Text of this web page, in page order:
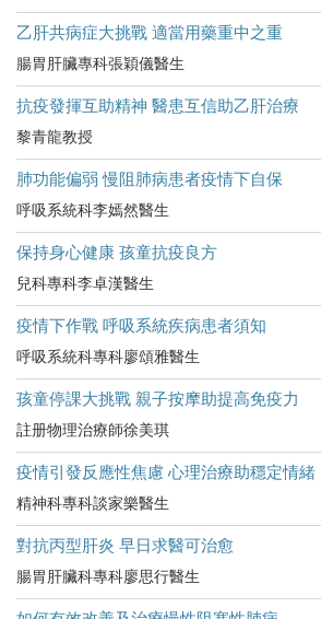
乙肝共病症大挑戰 適當用藥重中之重
腸胃肝臟專科張穎儀醫生
抗疫發揮互助精神 醫患互信助乙肝治療
黎青龍教授
肺功能偏弱 慢阻肺病患者疫情下自保
呼吸系統科李嫣然醫生
保持身心健康 孩童抗疫良方
兒科專科李卓漢醫生
疫情下作戰 呼吸系統疾病患者須知
呼吸系統科專科廖頌雅醫生
孩童停課大挑戰 親子按摩助提高免疫力
註册物理治療師徐美琪
疫情引發反應性焦慮 心理治療助穩定情緒
精神科專科談家樂醫生
對抗丙型肝炎 早日求醫可治愈
腸胃肝臟科專科廖思行醫生